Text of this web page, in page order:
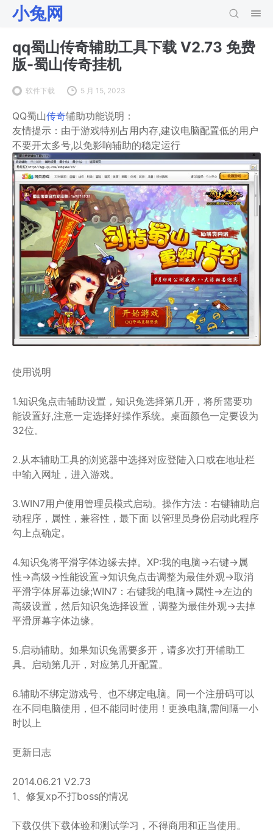
小兔网
qq蜀山传奇辅助工具下载 V2.73 免费
版-蜀山传奇挂机
软件下载 5 月 15, 2023
QQ蜀山传奇辅助功能说明：
友情提示：由于游戏特别占用内存,建议电脑配置低的用户
不要开太多号,以免影响辅助的稳定运行
使用说明
1.知识兔点击辅助设置，知识兔选择第几开，将所需要功
能设置好,注意一定选择好操作系统。桌面颜色一定要设为
32位。
2.从本辅助工具的浏览器中选择对应登陆入口或在地址栏
中输入网址，进入游戏。
3.WIN7用户使用管理员模式启动。操作方法：右键辅助启
动程序，属性，兼容性，最下面 以管理员身份启动此程序
勾上点确定。
4.知识兔将平滑字体边缘去掉。XP:我的电脑->右键->属
性->高级->性能设置->知识兔点击调整为最佳外观->取消
平滑字体屏幕边缘;WIN7：右键我的电脑->属性->左边的
高级设置，然后知识兔选择设置，调整为最佳外观->去掉
平滑屏幕字体边缘。
5.启动辅助。如果知识兔需要多开，请多次打开辅助工
具。启动第几开，对应第几开配置。
6.辅助不绑定游戏号、也不绑定电脑。同一个注册码可以
在不同电脑使用，但不能同时使用！更换电脑,需间隔一小
时以上
更新日志
2014.06.21 V2.73
1、修复xp不打boss的情况
下载仅供下载体验和测试学习，不得商用和正当使用。